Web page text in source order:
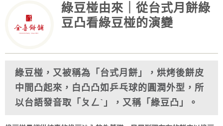
綠豆椪由來｜從台式月餅綠
豆凸看綠豆椪的演變
綠豆椪，又被稱為「台式月餅」，烘烤後餅皮
中間凸起來，白凸凸如乒乓球的圓潤外型，所
以台語發音取「ㄆㄥˋ」，又稱「綠豆凸」。